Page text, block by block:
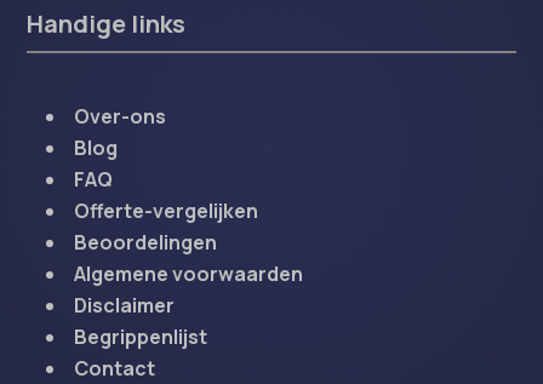
Handige links
Over-ons
Blog
FAQ
Offerte-vergelijken
Beoordelingen
Algemene voorwaarden
Disclaimer
Begrippenlijst
Contact